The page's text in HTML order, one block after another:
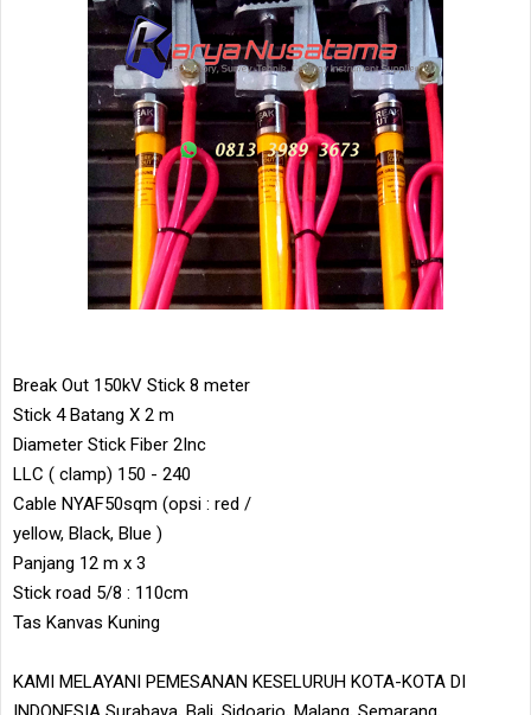
Break Out 150kV Stick 8 meter
Stick 4 Batang X 2 m
Diameter Stick Fiber 2Inc
LLC ( clamp) 150 - 240
Cable NYAF50sqm (opsi : red /
yellow, Black, Blue )
Panjang 12 m x 3
Stick road 5/8 : 110cm
Tas Kanvas Kuning
KAMI MELAYANI PEMESANAN KESELURUH KOTA-KOTA DI